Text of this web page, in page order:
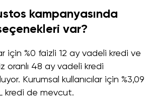
kampanyasında
var?
için %0 faizli 12 ay vadeli kredi ve
oranlı 48 ay vadeli kredi
Kurumsal kullanıcılar için %3,09
kredi de mevcut.